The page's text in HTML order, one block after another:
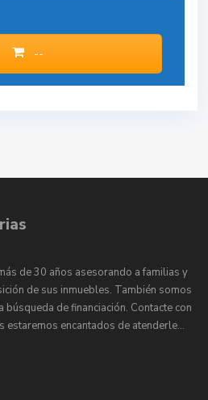
--
de 30 años asesorando a familias y
de sus inmuebles. También somos
de financiación. Contacte con
estaremos encantados de atenderle…